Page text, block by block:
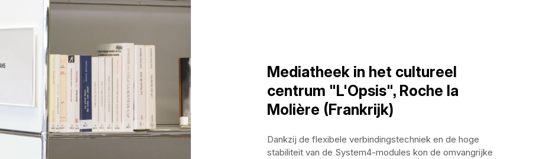
Mediatheek in het cultureel
centrum "L'Opsis", Roche la
Molière (Frankrijk)
Dankzij de flexibele verbindingstechniek en de hoge
stabiliteit van de System4-modules kon de omvangrijke